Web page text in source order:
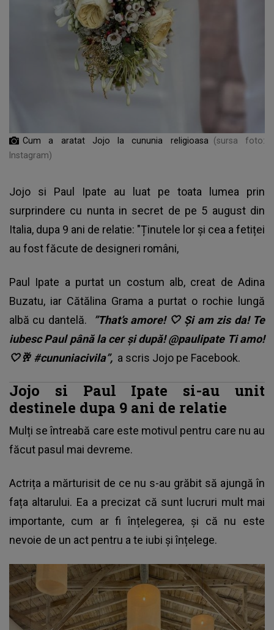
Cum a aratat Jojo la cununia religioasa
(sursa foto:
Instagram)
Jojo si Paul Ipate au luat pe toata lumea prin
surprindere cu nunta in secret de pe 5 august din
Italia, dupa 9 ani de relatie: "Ținutele lor și cea a fetiței
au fost făcute de designeri români,
Paul Ipate a purtat un costum alb, creat de Adina
Buzatu, iar Cătălina Grama a purtat o rochie lungă
albă cu dantelă.
”That’s amore! 🤍 Și am zis da! Te
iubesc Paul până la cer și după! @paulipate Ti amo!
🤍🥂 #cununiacivila”, a scris Jojo pe Facebook.
Jojo si Paul Ipate si-au unit
destinele dupa 9 ani de relatie
Mulți se întreabă care este motivul pentru care nu au
făcut pasul mai devreme.
Actrița a mărturisit de ce nu s-au grăbit să ajungă în
fața altarului. Ea a precizat că sunt lucruri mult mai
importante, cum ar fi înțelegerea, și că nu este
nevoie de un act pentru a te iubi și înțelege.